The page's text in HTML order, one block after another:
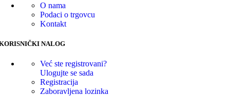
O nama
Podaci o trgovcu
Kontakt
NALOG
Već ste registrovani?
Ulogujte se sada
Registracija
Zaboravljena lozinka